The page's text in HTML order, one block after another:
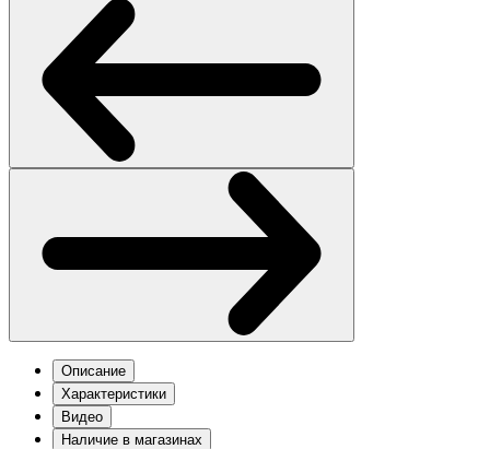
Описание
Характеристики
Видео
Наличие в магазинах